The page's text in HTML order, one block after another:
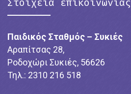
Στοιχεία επικοινωνίας
Παιδικός Σταθμός – Συκιές
Αραπίτσας 28,
Ροδοχώρι Συκιές, 56626
Τηλ.: 2310 216 518